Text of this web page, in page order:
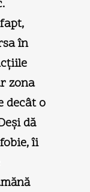
în
zona
decât o
dă
îi